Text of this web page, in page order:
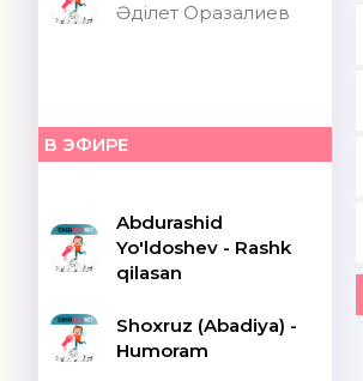
Әділет Оразалиев
В ЭФИРЕ
Abdurashid
Yo'ldoshev - Rashk
qilasan
Shoxruz (Abadiya) -
Humoram